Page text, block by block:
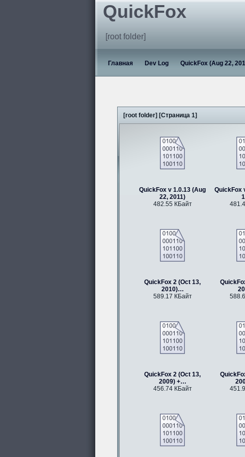
QuickFox
[root folder]
Главная Dev Log QuickFox (Aug 22,
[root folder] [Страница 1]
QuickFox v 1.0.13 (Aug
22, 2011)
482.55 КБайт
QuickFox
QuickFox 2 (Oct 13,
2010)…
589.17 КБайт
QuickFox 2 (Oct 13,
2009) +…
456.74 КБайт